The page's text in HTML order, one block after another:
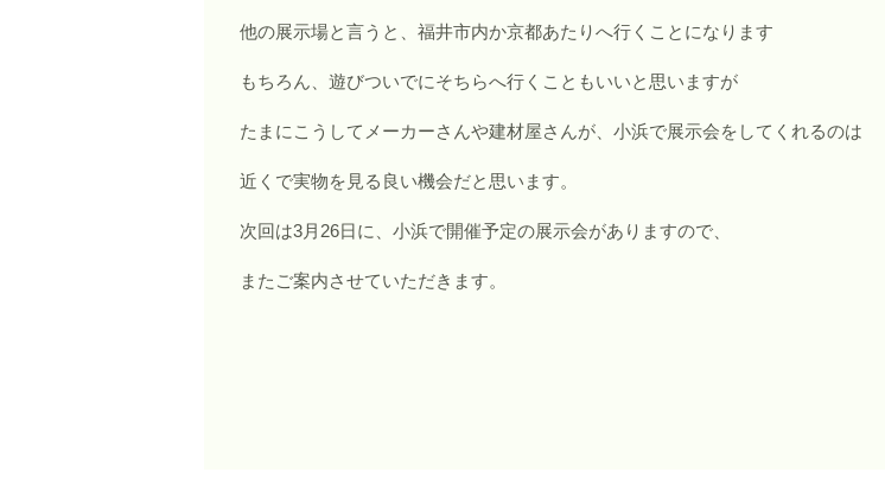
他の展示場と言うと、福井市内か京都あたりへ行くことになります
もちろん、遊びついでにそちらへ行くこともいいと思いますが
たまにこうしてメーカーさんや建材屋さんが、小浜で展示会をしてくれるのは
近くで実物を見る良い機会だと思います。
次回は3月26日に、小浜で開催予定の展示会がありますので、
またご案内させていただきます。